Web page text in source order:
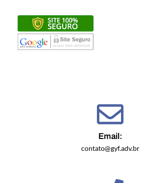
Email:
contato@gyf.adv.br